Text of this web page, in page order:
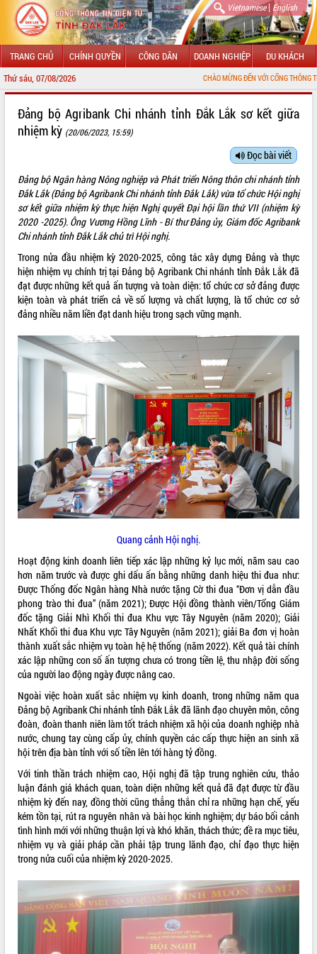
Vietnamese| English
TRANG CHỦ CHÍNH QUYỀN CÔNG DÂN DOANH NGHIỆP DU KHÁCH
Thứ sáu, 07/08/2026 CHÀO MỪNG ĐẾN VỚI CỔNG THÔNG TIN ĐIỆN TỬ TỈNH
LÃNH ĐẠO UBND TỈNH
SỞ, BAN, NGÀNH
UBND CÁC XÃ, PHƯỜNG
THÔNG TIN CHỈ ĐẠO ĐIỀU HÀNH
HỆ THỐNG VĂN BẢN
VĂN BẢN HĐND TỈNH
ĐIỂM TIN VĂN BẢN
QUY HOẠCH - KẾ HOẠCH
VIDEO
Không có file video nào để phát.
ALBUM ẢNH
LIÊN KẾT WEB
THỐNG KÊ TRUY CẬP
Hôm nay:
Đảng bộ Agribank Chi nhánh tỉnh Đắk Lắk sơ kết giữa
nhiệm kỳ (20/06/2023, 15:59)
Đọc bài viết
Đảng bộ Ngân hàng Nông nghiệp và Phát triển Nông thôn chi nhánh tỉnh
Đắk Lắk (Đảng bộ Agribank Chi nhánh tỉnh Đắk Lắk) vừa tổ chức Hội nghị
sơ kết giữa nhiệm kỳ thực hiện Nghị quyết Đại hội lần thứ VII (nhiệm kỳ
2020 -2025). Ông Vương Hồng Lĩnh - Bí thư Đảng ủy, Giám đốc Agribank
Chi nhánh tỉnh Đắk Lắk chủ trì Hội nghị.
Trong nửa đầu nhiệm kỳ 2020-2025, công tác xây dựng Đảng và thực
hiện nhiệm vụ chính trị tại Đảng bộ Agribank Chi nhánh tỉnh Đắk Lắk đã
đạt được những kết quả ấn tượng và toàn diện: tổ chức cơ sở đảng được
kiện toàn và phát triển cả về số lượng và chất lượng, là tổ chức cơ sở
đảng nhiều năm liền đạt danh hiệu trong sạch vững mạnh.
Quang cảnh Hội nghị.
Hoạt động kinh doanh liên tiếp xác lập những kỷ lục mới, năm sau cao
hơn năm trước và được ghi dấu ấn bằng những danh hiệu thi đua như:
Được Thống đốc Ngân hàng Nhà nước tặng Cờ thi đua “Đơn vị dẫn đầu
phong trào thi đua” (năm 2021); Được Hội đồng thành viên/Tổng Giám
đốc tặng Giải Nhì Khối thi đua Khu vực Tây Nguyên (năm 2020); Giải
Nhất Khối thi đua Khu vực Tây Nguyên (năm 2021); giải Ba đơn vị hoàn
thành xuất sắc nhiệm vụ toàn hệ hệ thống (năm 2022). Kết quả tài chính
xác lập những con số ấn tượng chưa có trong tiền lệ, thu nhập đời sống
của người lao động ngày được nâng cao.
Ngoài việc hoàn xuất sắc nhiệm vụ kinh doanh, trong những năm qua
Đảng bộ Agribank Chi nhánh tỉnh Đắk Lắk đã lãnh đạo chuyên môn, công
đoàn, đoàn thanh niên làm tốt trách nhiệm xã hội của doanh nghiệp nhà
nước, chung tay cùng cấp ủy, chính quyền các cấp thực hiện an sinh xã
hội trên địa bàn tỉnh với số tiền lên tới hàng tỷ đồng.
Với tinh thần trách nhiệm cao, Hội nghị đã tập trung nghiên cứu, thảo
luận đánh giá khách quan, toàn diện những kết quả đã đạt được từ đầu
nhiệm kỳ đến nay, đồng thời cũng thẳng thắn chỉ ra những hạn chế, yếu
kém tồn tại, rút ra nguyên nhân và bài học kinh nghiệm; dự báo bối cảnh
tình hình mới với những thuận lợi và khó khăn, thách thức; đề ra mục tiêu,
nhiệm vụ và giải pháp cần phải tập trung lãnh đạo, chỉ đạo thực hiện
trong nửa cuối của nhiệm kỳ 2020-2025.